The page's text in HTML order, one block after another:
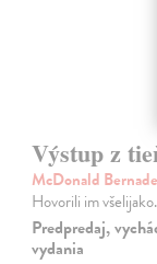
Výstup z
McDonald
Hovorili im
Predpredaj,
vydania